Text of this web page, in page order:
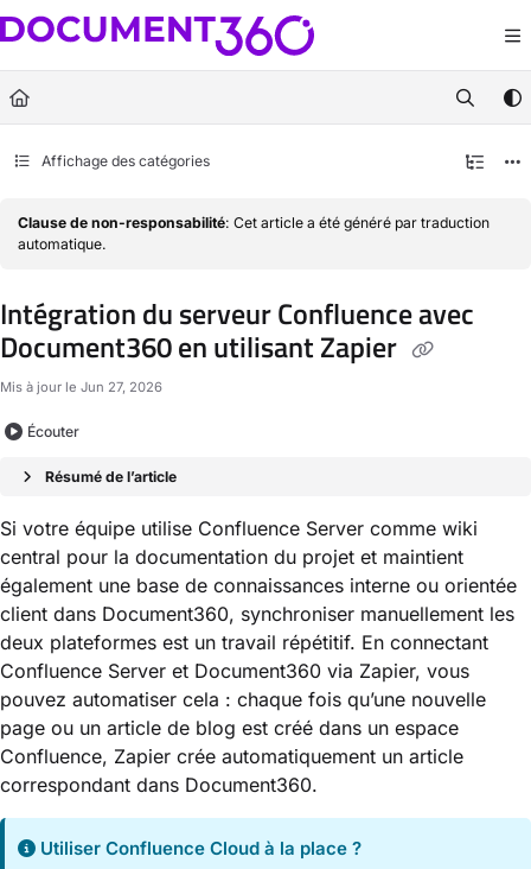
Documentation Index
Fetch the complete documentation index at:https://docs.document360.com/
Use this file to discover all available pages before exploring further.
Affichage des catégories
Clause de non-responsabilité: Cet article a été généré par traduction
automatique.
Intégration du serveur Confluence avec
Document360 en utilisant Zapier
Mis à jour le Jun 27, 2026
Écouter
Résumé de l’article
Si votre équipe utilise Confluence Server comme wiki
central pour la documentation du projet et maintient
également une base de connaissances interne ou orientée
client dans Document360, synchroniser manuellement les
deux plateformes est un travail répétitif. En connectant
Confluence Server et Document360 via Zapier, vous
pouvez automatiser cela : chaque fois qu’une nouvelle
page ou un article de blog est créé dans un espace
Confluence, Zapier crée automatiquement un article
correspondant dans Document360.
Utiliser Confluence Cloud à la place ?